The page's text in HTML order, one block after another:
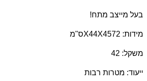
בעל מייצב מתח!
מידות: 72 X44X45ס"מ
משקל: 42
ייעוד: מטרות רבות